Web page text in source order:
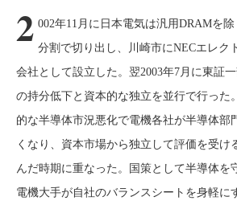
2 002年11月に日本電気は汎用DRAMを
分割で切り出し、川崎市にNECエレク
会社として設立した。翌2003年7月に東証
の持分低下と資本的な独立を並行で行った
的な半導体市況悪化で電機各社が半導体部
くなり、資本市場から独立して評価を受け
んだ時期に重なった。国策として半導体を
電機大手が自社のバランスシートを身軽に